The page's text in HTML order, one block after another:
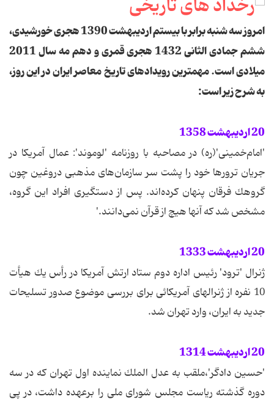
امروز سه شنبه برابر با بیستم اردیبهشت 1390 هجری خورشیدی،
ششم جمادی الثانی 1432 هجری قمری و دهم مه سال 2011
میلادی است. مهمترین رویدادهای تاریخ معاصر ایران در این روز،
به شرح زیر است:
20 اردیبهشت 1358
'امام‌خمینی'(ره) در مصاحبه با روزنامه 'لوموند': عمال آمریكا در
جریان ترورها خود را پشت سر سازمان‌های مذهبی دروغین چون
گروهك فرقان پنهان كرده‌اند. پس از دستگیری افراد این گروه،
مشخص شد كه آنها هیچ از قرآن نمی‌دانند.'
20 اردیبهشت 1333
ژنرال 'ترود' رئیس اداره دوم ستاد ارتش آمریكا در رأس یك هیأت
10 نفره از ژنرالهای آمریكائی برای بررسی موضوع صدور تسلیحات
جدید به ایران، وارد تهران شد.
20 اردیبهشت 1314
'حسین دادگر'،ملقب به عدل الملك نماینده اول تهران كه در سه
دوره گذشته ریاست مجلس شورای ملی را برعهده داشت، در پی